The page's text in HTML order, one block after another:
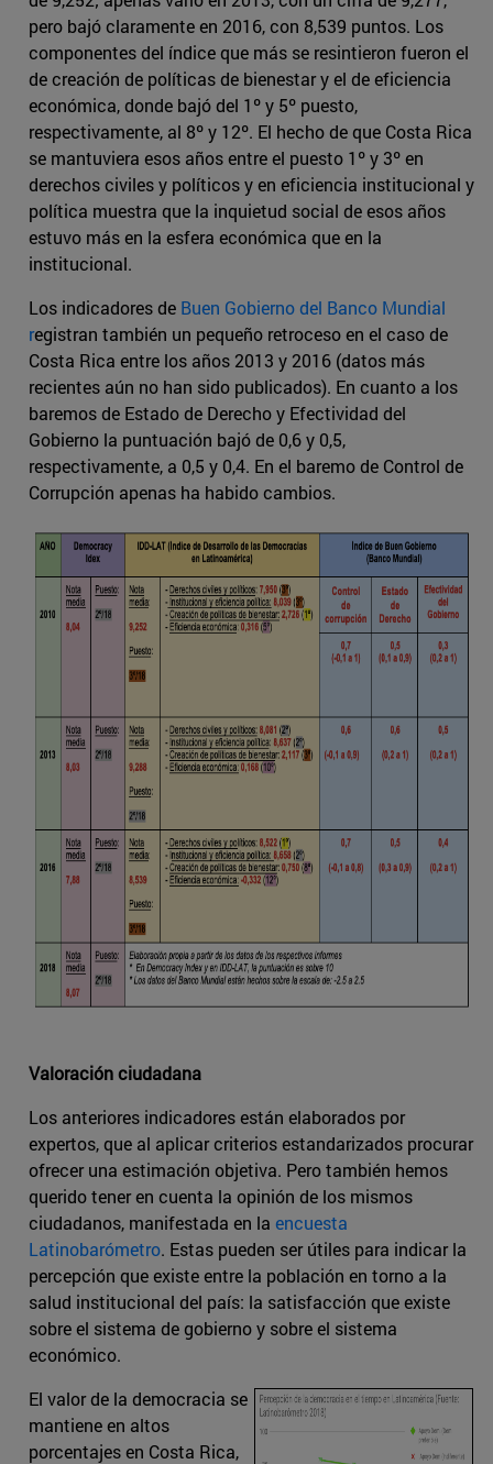
pero bajó claramente en 2016, con 8,539 puntos. Los
componentes del índice que más se resintieron fueron el
de creación de políticas de bienestar y el de eficiencia
económica, donde bajó del 1º y 5º puesto,
respectivamente, al 8º y 12º. El hecho de que Costa Rica
se mantuviera esos años entre el puesto 1º y 3º en
derechos civiles y políticos y en eficiencia institucional y
política muestra que la inquietud social de esos años
estuvo más en la esfera económica que en la
institucional.
Los indicadores de Buen Gobierno del Banco Mundial
registran también un pequeño retroceso en el caso de
Costa Rica entre los años 2013 y 2016 (datos más
recientes aún no han sido publicados). En cuanto a los
baremos de Estado de Derecho y Efectividad del
Gobierno la puntuación bajó de 0,6 y 0,5,
respectivamente, a 0,5 y 0,4. En el baremo de Control de
Corrupción apenas ha habido cambios.
Valoración ciudadana
Los anteriores indicadores están elaborados por
expertos, que al aplicar criterios estandarizados procurar
ofrecer una estimación objetiva. Pero también hemos
querido tener en cuenta la opinión de los mismos
ciudadanos, manifestada en la encuesta
Latinobarómetro. Estas pueden ser útiles para indicar la
percepción que existe entre la población en torno a la
salud institucional del país: la satisfacción que existe
sobre el sistema de gobierno y sobre el sistema
económico.
El valor de la democracia se
mantiene en altos
porcentajes en Costa Rica,